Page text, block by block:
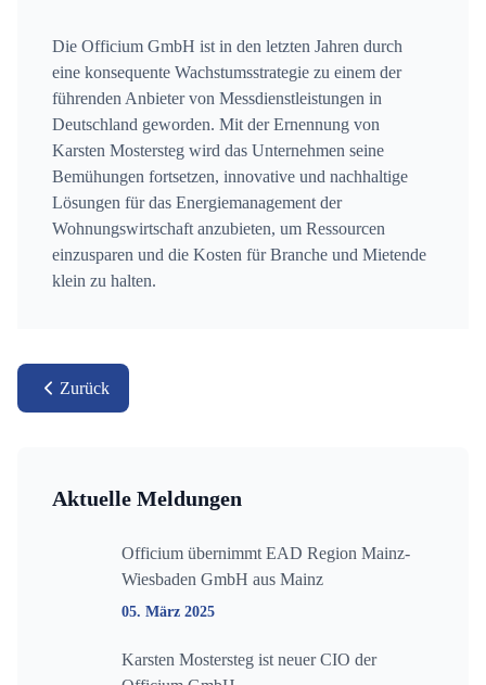
Die Officium GmbH ist in den letzten Jahren durch
eine konsequente Wachstumsstrategie zu einem der
führenden Anbieter von Messdienstleistungen in
Deutschland geworden. Mit der Ernennung von
Karsten Mostersteg wird das Unternehmen seine
Bemühungen fortsetzen, innovative und nachhaltige
Lösungen für das Energiemanagement der
Wohnungswirtschaft anzubieten, um Ressourcen
einzusparen und die Kosten für Branche und Mietende
klein zu halten.
Zurück
Aktuelle Meldungen
Officium übernimmt EAD Region Mainz-
Wiesbaden GmbH aus Mainz
05. März 2025
Karsten Mostersteg ist neuer CIO der